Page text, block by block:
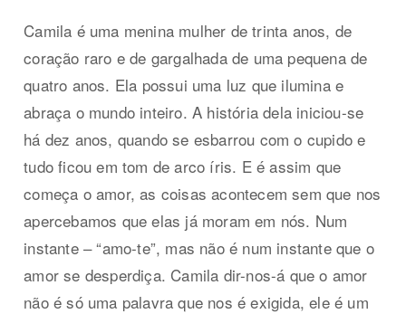
Camila é uma menina mulher de trinta anos, de
coração raro e de gargalhada de uma pequena de
quatro anos. Ela possui uma luz que ilumina e
abraça o mundo inteiro. A história dela iniciou-se
há dez anos, quando se esbarrou com o cupido e
tudo ficou em tom de arco íris. E é assim que
começa o amor, as coisas acontecem sem que nos
apercebamos que elas já moram em nós. Num
instante – “amo-te”, mas não é num instante que o
amor se desperdiça. Camila dir-nos-á que o amor
não é só uma palavra que nos é exigida, ele é um